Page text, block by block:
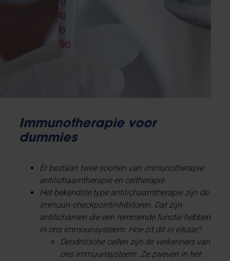
Immunotherapie voor
dummies
Er bestaan twee soorten van immunotherapie:
antilichaamtherapie en celtherapie.
Het bekendste type antilichaamtherapie zijn de
immuun-checkpointinhibitoren. Dat zijn
antilichamen die een remmende functie hebben
in ons immuunsysteem. Hoe zit dit in elkaar?
Dendritische cellen zijn de verkenners van
ons immuunsysteem. Ze zweven in het